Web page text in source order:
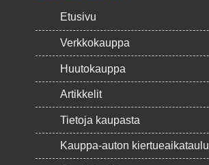
Etusivu
Verkkokauppa
Huutokauppa
Artikkelit
Tietoja kaupasta
Kauppa-auton kiertueaikataulu